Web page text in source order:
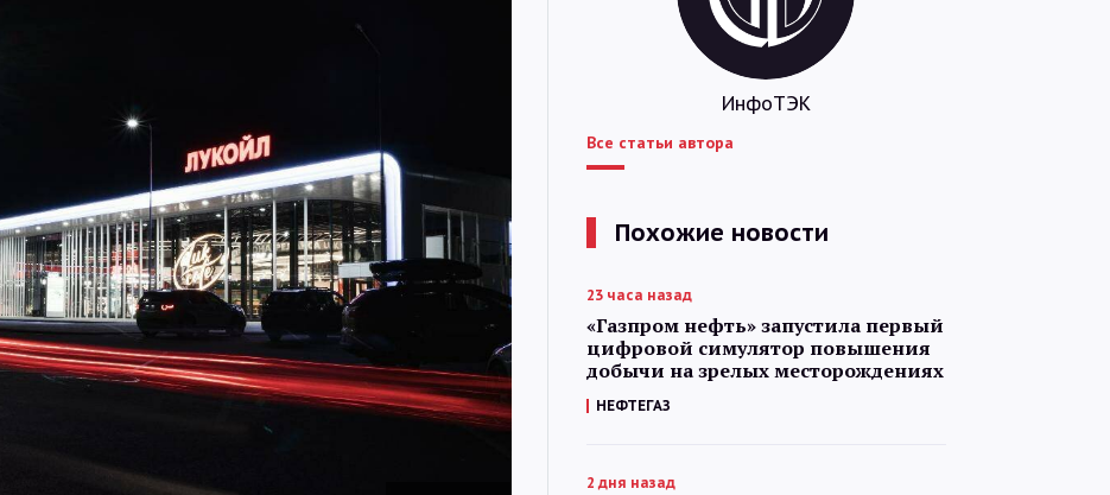
Интервью
Карты
О нас
@Infotek_Russia
ИнфоТЭК
Все статьи автора
Похожие новости
23 часа назад
«Газпром нефть» запустила первый
цифровой симулятор повышения
добычи на зрелых месторождениях
НЕФТЕГАЗ
2 дня назад